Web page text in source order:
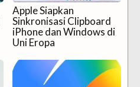
Apple Siapkan
Sinkronisasi Clipboard
iPhone dan Windows di
Uni Eropa